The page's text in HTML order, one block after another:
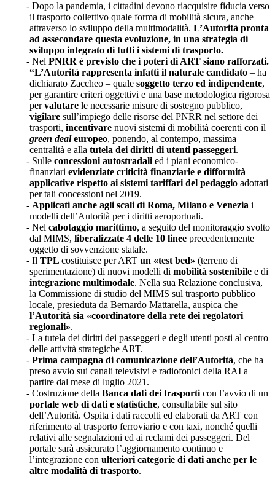
Dopo la pandemia, i cittadini devono riacquisire fiducia verso
il trasporto collettivo quale forma di mobilità sicura, anche
attraverso lo sviluppo della multimodalità. L’Autorità pronta
ad assecondare questa evoluzione, in una strategia di
sviluppo integrato di tutti i sistemi di trasporto.
Nel PNRR è previsto che i poteri di ART siano rafforzati.
“L’Autorità rappresenta infatti il naturale candidato – ha
dichiarato Zaccheo – quale soggetto terzo ed indipendente,
per garantire criteri oggettivi e una base metodologica rigorosa
pervalutare le necessarie misure di sostegno pubblico,
vigilare sull’impiego delle risorse del PNRR nel settore dei
trasporti, incentivare nuovi sistemi di mobilità coerenti con il
green dealeuropeo, ponendo, al contempo, massima
centralità e alla tutela dei diritti di utenti passeggeri.
Sulle concessioni autostradalied i piani economico-
finanziari evidenziate criticità finanziarie e difformità
applicative rispetto ai sistemi tariffari del pedaggio adottati
per tali concessioni nel 2019.
Applicati anche agli scali di Roma, Milano e Venezia i
modelli dell’Autorità per i diritti aeroportuali.
Nel cabotaggio marittimo, a seguito del monitoraggio svolto
dal MIMS, liberalizzate 4 delle 10 linee precedentemente
oggetto di sovvenzione statale.
Il TPL costituisce per ART un «test bed» (terreno di
sperimentazione) di nuovi modelli di mobilità sostenibile e di
integrazione multimodale. Nella sua Relazione conclusiva,
la Commissione di studio del MIMS sul trasporto pubblico
locale, presieduta da Bernardo Mattarella, auspica che
l’Autorità sia «coordinatore della rete dei regolatori
regionali».
La tutela dei diritti dei passeggeri e degli utenti posti al centro
delle attività strategiche ART.
Prima campagna di comunicazione dell’Autorità, che ha
preso avvio sui canali televisivi e radiofonici della RAI a
partire dal mese di luglio 2021.
Costruzione della Banca dati dei trasporticon l’avvio di un
portale web di dati e statistiche, consultabile sul sito
dell’Autorità. Ospita i dati raccolti ed elaborati da ART con
riferimento al trasporto ferroviario e con taxi, nonché quelli
relativi alle segnalazioni ed ai reclami dei passeggeri. Del
portale sarà assicurato l’aggiornamento continuo e
l’integrazione con ulteriori categorie di dati anche per le
altre modalità di trasporto.